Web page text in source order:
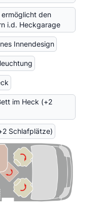
den
i.d. Heckgarage
Innendesign
im Heck (+2
Schlafplätze)